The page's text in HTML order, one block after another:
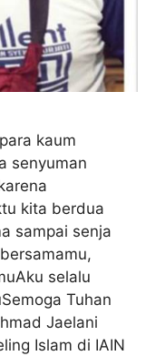
kaum
senyuman
kita berdua
sampai senja
selalu
Tuhan
Jaelani
Islam di IAIN